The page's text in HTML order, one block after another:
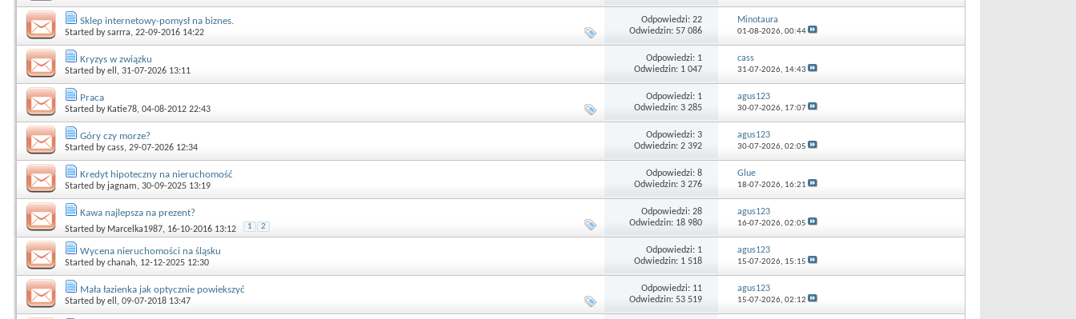
Sklep internetowy-pomysł na biznes.
Started bysarrra, 22-09-2016 14:22
Odpowiedzi: 22
Odwiedzin: 57 086
Minotaura
01-08-2026, 00:44
Kryzys w związku
Started byell , 31-07-2026 13:11
Odpowiedzi: 1
Odwiedzin: 1 047
cass
31-07-2026, 14:43
Praca
Started by Katie78, 04-08-2012 22:43
Odpowiedzi: 1
Odwiedzin: 3 285
agus123
30-07-2026, 17:07
Góry czy morze?
Started bycass, 29-07-2026 12:34
Odpowiedzi: 3
Odwiedzin: 2 392
agus123
30-07-2026, 02:05
Kredyt hipoteczny na nieruchomość
Started by jagnam, 30-09-2025 13:19
Odpowiedzi: 8
Odwiedzin: 3 276
Glue
18-07-2026, 16:21
Kawa najlepsza na prezent?
Started by Marcelka1987, 16-10-2016 13:12 1 2
Odpowiedzi: 28
Odwiedzin: 18 980
agus123
16-07-2026, 02:05
Wycena nieruchomości na śląsku
Started bychanah, 12-12-2025 12:30
Odpowiedzi: 1
Odwiedzin: 1 518
agus123
15-07-2026, 15:15
Mała łazienka jak optycznie powiekszyć
Started byell , 09-07-2018 13:47
Odpowiedzi: 11
Odwiedzin: 53 519
agus123
15-07-2026, 02:12